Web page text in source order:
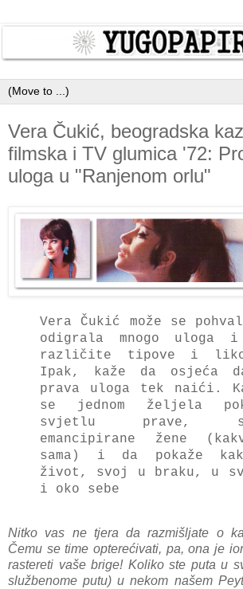
Vera Čukić, beogradska
filmska i TV glumica '72:
uloga u "Ranjenom orlu"
Vera Čukić može se
odigrala mnogo uloga i
različite tipove i
Ipak, kaže da osjeća
prava uloga tek naići.
se jednom željela
svjetlu prave,
emancipirane žene
sama) i da pokaže
život, svoj u braku, u
i oko sebe
Nitko vas ne tjera da razmišljate o
Čemu se time opterećivati, pa, ona je
rastereti vaše brige! Koliko ste puta u
službenome putu) u nekom našem